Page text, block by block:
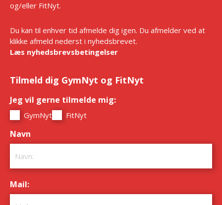
og/eller FitNyt.
Du kan til enhver tid afmelde dig igen. Du afmelder ved at
klikke afmeld nederst i nyhedsbrevet.
Læs nyhedsbrevsbetingelser
Tilmeld dig GymNyt og FitNyt
Jeg vil gerne tilmelde mig:
GymNyt FitNyt
Navn
Mail: